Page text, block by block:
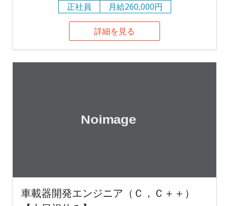
正社員
月給260,000円
詳細を見る
車載器開発エンジニア（Ｃ，Ｃ＋＋）